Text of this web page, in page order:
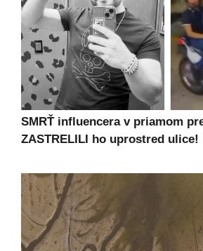
SMRŤ influencera v priamom
ZASTRELILI ho uprostred ulice!